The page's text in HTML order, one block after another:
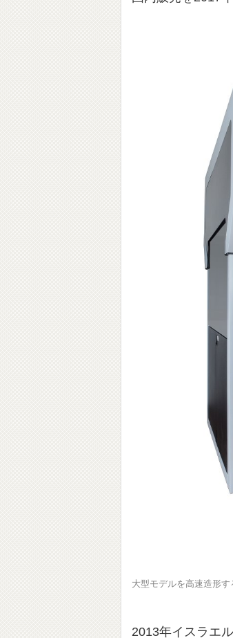
大型モデルを高速造形す
2013年イスラエ